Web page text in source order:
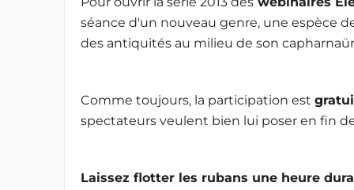
séance d'un nouveau genre, une espèce
des antiquités au milieu de son
Comme toujours, la participation est
spectateurs veulent bien lui poser en fin
Laissez flotter les rubans une heure